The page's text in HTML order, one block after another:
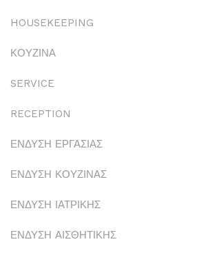
HOUSEKEEPING
ΚΟΥΖΙΝΑ
SERVICE
RECEPTION
ΕΝΔΥΣΗ ΕΡΓΑΣΙΑΣ
ΕΝΔΥΣΗ ΚΟΥΖΙΝΑΣ
ΕΝΔΥΣΗ ΙΑΤΡΙΚΗΣ
ΕΝΔΥΣΗ ΑΙΣΘΗΤΙΚΗΣ